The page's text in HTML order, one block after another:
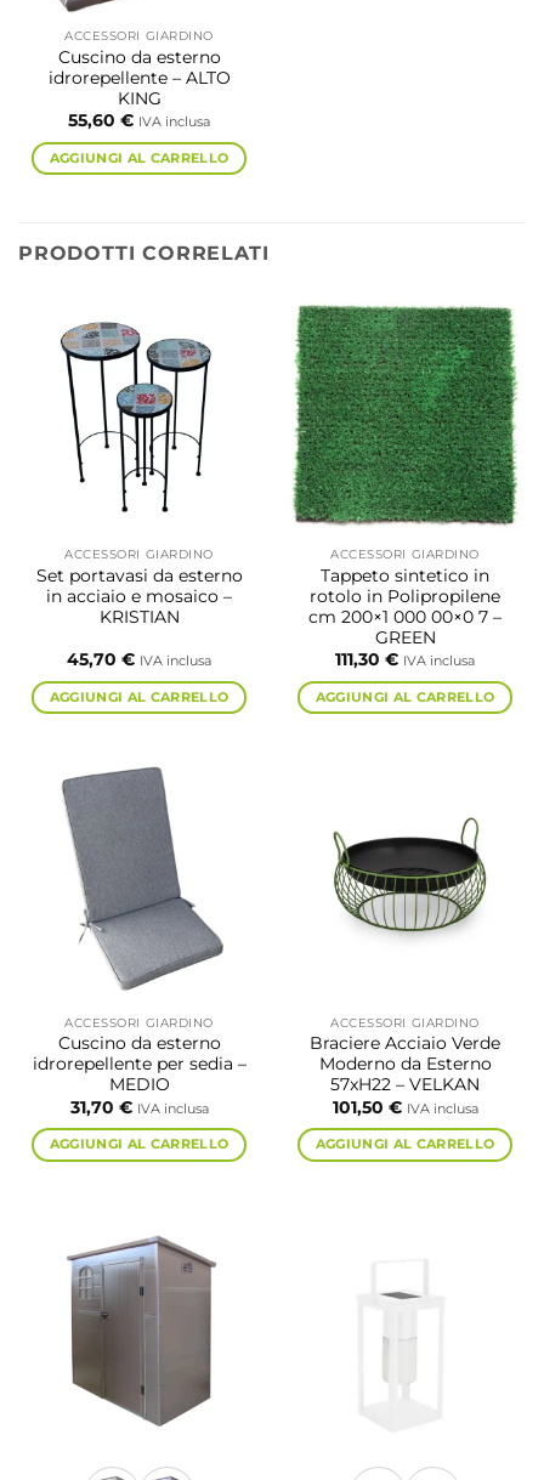
ACCESSORI GIARDINO
Cuscino da esterno
idrorepellente – ALTO
KING
55,60 € IVA inclusa
AGGIUNGI AL CARRELLO
PRODOTTI CORRELATI
ACCESSORI GIARDINO
Set portavasi da esterno
in acciaio e mosaico –
KRISTIAN
45,70 € IVA inclusa
AGGIUNGI AL CARRELLO
ACCESSORI GIARDINO
Tappeto sintetico in
rotolo in Polipropilene
cm 200×1 000 00×0 7 –
GREEN
111,30 € IVA inclusa
AGGIUNGI AL CARRELLO
ACCESSORI GIARDINO
Cuscino da esterno
idrorepellente per sedia –
MEDIO
31,70 € IVA inclusa
AGGIUNGI AL CARRELLO
ACCESSORI GIARDINO
Braciere Acciaio Verde
Moderno da Esterno
57xH22 – VELKAN
101,50 € IVA inclusa
AGGIUNGI AL CARRELLO